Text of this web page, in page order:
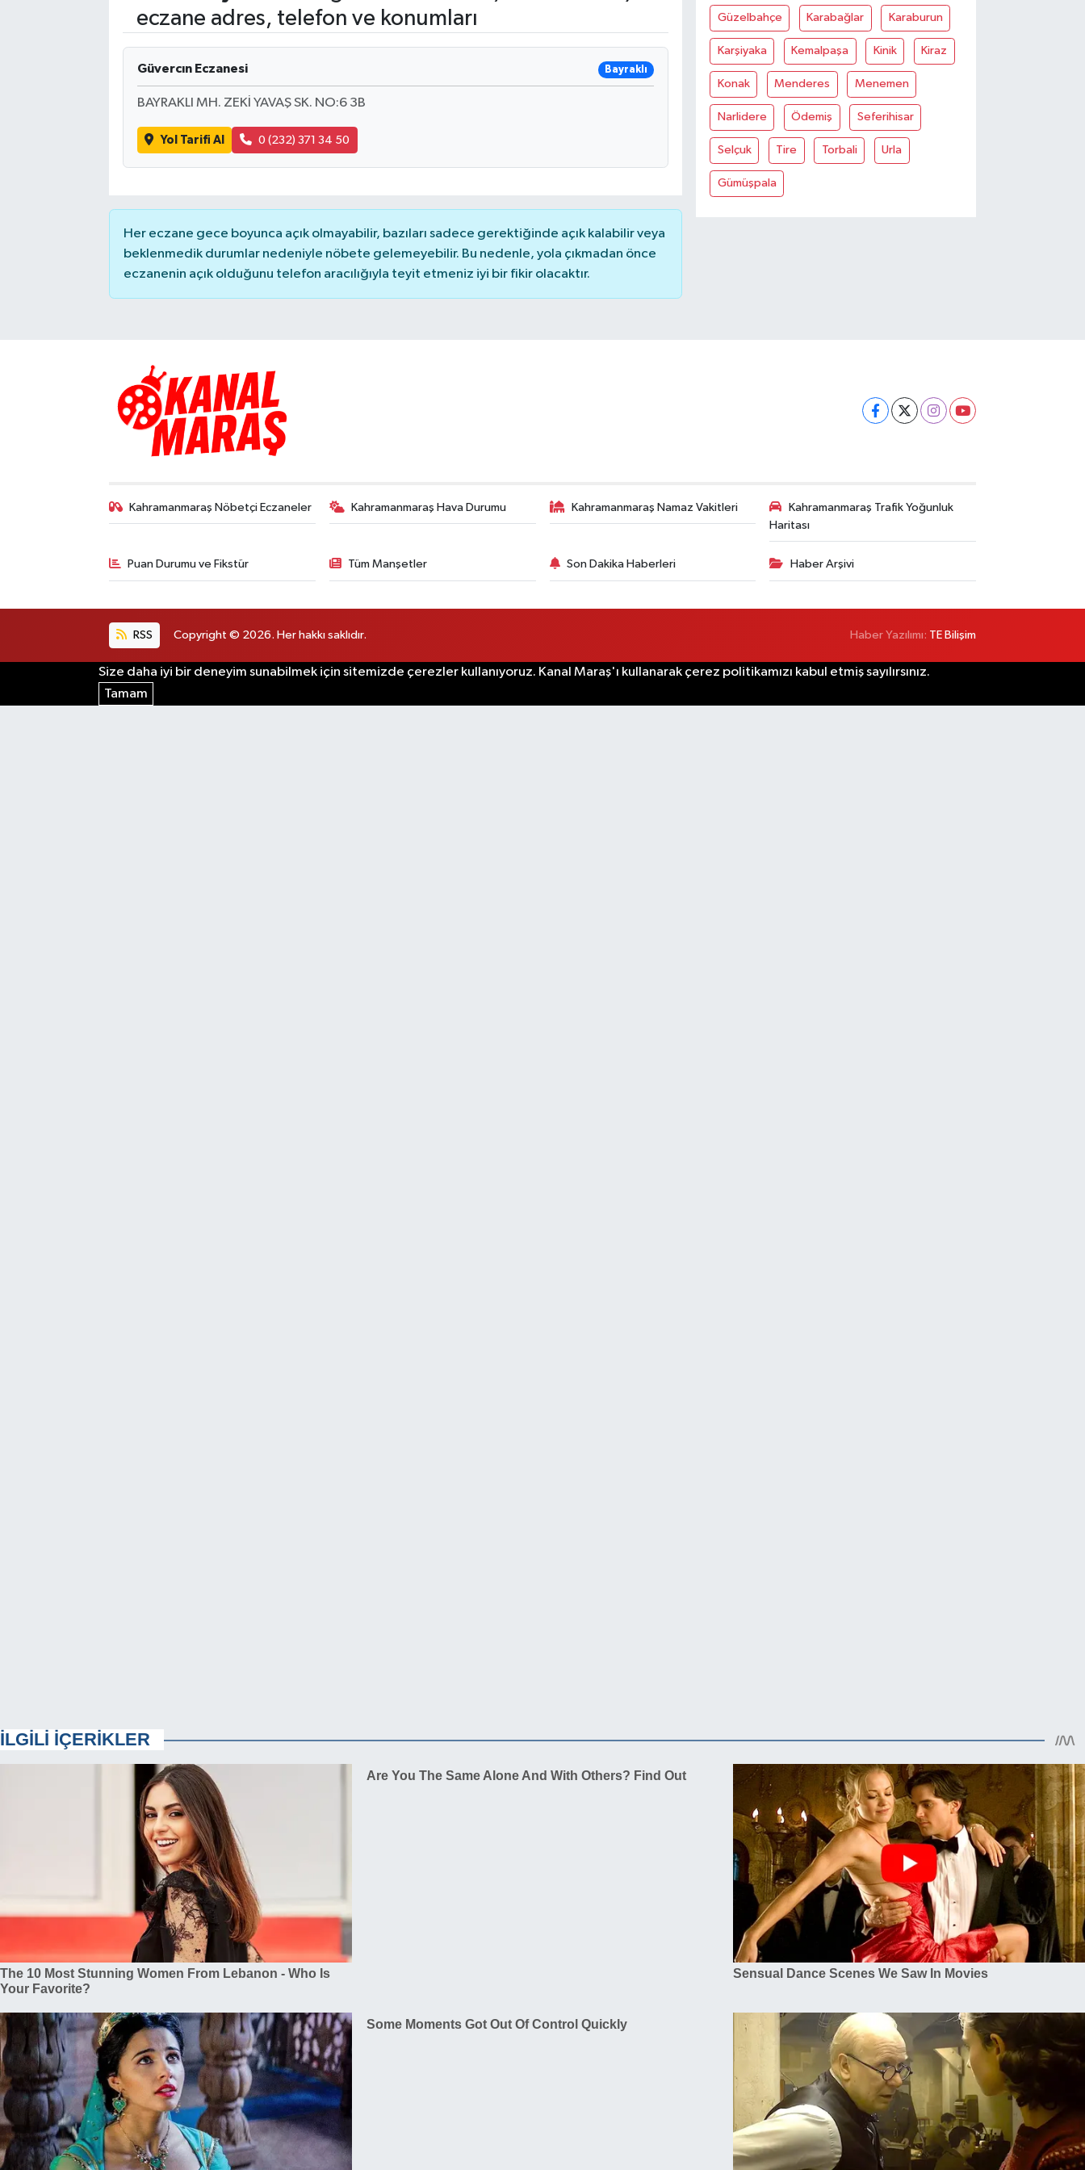
eczane adres, telefon ve konumları
Güvercın Eczanesi Bayraklı
BAYRAKLI MH. ZEKİ YAVAŞ SK. NO:6 3B
Yol Tarifi Al 0 (232) 371 34 50
Her eczane gece boyunca açık olmayabilir, bazıları sadece gerektiğinde açık kalabilir veya
beklenmedik durumlar nedeniyle nöbete gelemeyebilir. Bu nedenle, yola çıkmadan önce
eczanenin açık olduğunu telefon aracılığıyla teyit etmeniz iyi bir fikir olacaktır.
Güzelbahçe Karabağlar Karaburun
Karşiyaka Kemalpaşa Kinik Kiraz
Konak Menderes Menemen
Narlidere Ödemiş Seferihisar
Selçuk Tire Torbali Urla
Gümüşpala
Kahramanmaraş Nöbetçi Eczaneler Kahramanmaraş Hava Durumu Kahramanmaraş Namaz Vakitleri
Kahramanmaraş Trafik Yoğunluk
Haritası
Puan Durumu ve Fikstür Tüm Manşetler Son Dakika Haberleri Haber Arşivi
RSS Copyright © 2026. Her hakkı saklıdır. Haber Yazılımı: TE Bilişim
Size daha iyi bir deneyim sunabilmek için sitemizde çerezler kullanıyoruz. Kanal Maraş'ı kullanarak çerez politikamızı kabul etmiş sayılırsınız.
Tamam
TEKNOLOJİ